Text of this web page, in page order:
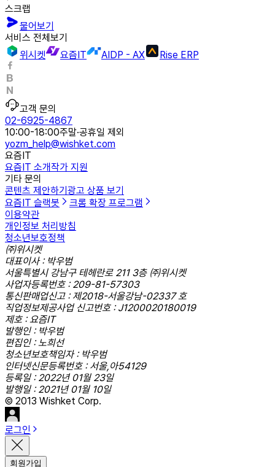
스크랩
물어보기
서비스 전체보기
위시켓
요즘IT AIDP - AX Rise ERP
고객 문의
02-6925-4867
10:00-18:00주말·공휴일 제외
yozm_help@wishket.com
요즘IT
요즘IT 소개작가 지원
기타 문의
콘텐츠 제안하기 광고 상품 보기
요즘IT 슬랙봇
크롬 확장 프로그램
이용약관
개인정보 처리방침
청소년보호정책
㈜위시켓
대표이사 : 박우범
서울특별시 강남구 테헤란로 211 3층 ㈜위시켓
사업자등록번호 : 209-81-57303
통신판매업신고 : 제2018-서울강남-02337 호
직업정보제공사업 신고번호 : J1200020180019
제호 : 요즘IT
발행인 : 박우범
편집인 : 노희선
청소년보호책임자 : 박우범
인터넷신문등록번호 : 서울,아54129
등록일 : 2022년 01월 23일
발행일 : 2021년 01월 10일
© 2013 Wishket Corp.
로그인
회원가입